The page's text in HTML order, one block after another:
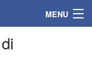
MENU